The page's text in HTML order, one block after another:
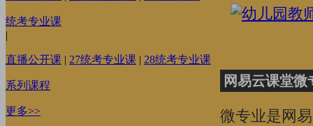
统考专业课
|
直播公开课 | 27统考专业课 | 28统考专业课
系列课程
更多>>
网易云课堂微
微专业是网